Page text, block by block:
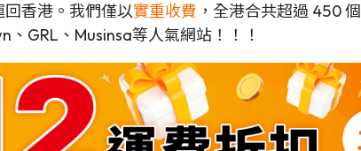
香港。我們僅以實重收費 ，全港合共超過 450 個
GRL、Musinsa等人氣網站！！！